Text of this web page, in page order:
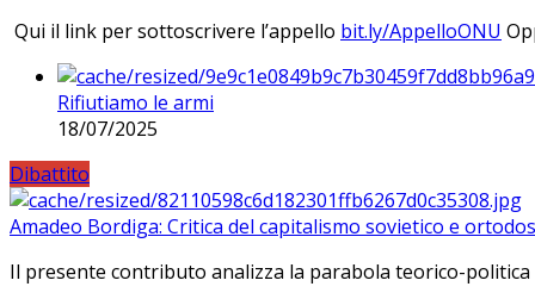
Qui il link per sottoscrivere l’appello bit.ly/AppelloONU
Rifiutiamo le armi
18/07/2025
Dibattito
Amadeo Bordiga: Critica del capitalismo sovietico e
Il presente contributo analizza la parabola teorico-